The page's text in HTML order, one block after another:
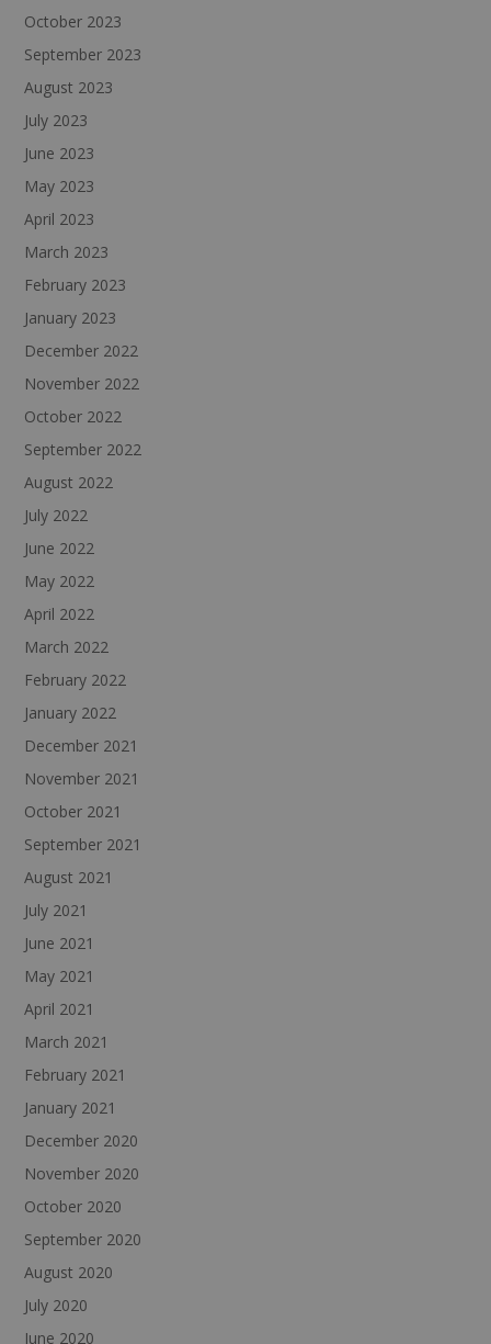
October 2023
September 2023
August 2023
July 2023
June 2023
May 2023
April 2023
March 2023
February 2023
January 2023
December 2022
November 2022
October 2022
September 2022
August 2022
July 2022
June 2022
May 2022
April 2022
March 2022
February 2022
January 2022
December 2021
November 2021
October 2021
September 2021
August 2021
July 2021
June 2021
May 2021
April 2021
March 2021
February 2021
January 2021
December 2020
November 2020
October 2020
September 2020
August 2020
July 2020
June 2020